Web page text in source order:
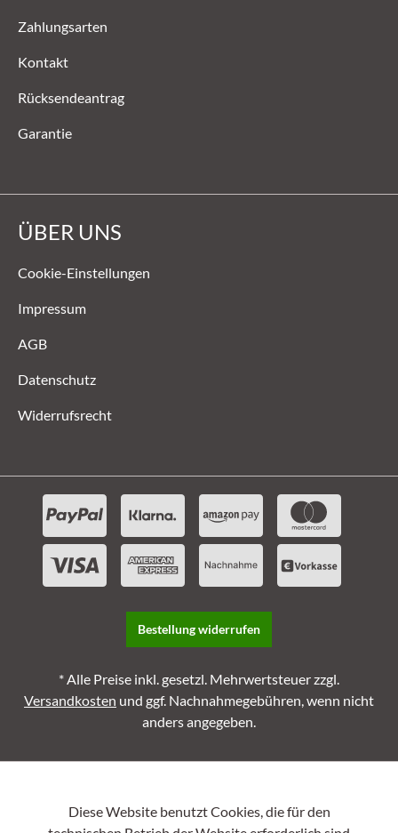
Zahlungsarten
Kontakt
Rücksendeantrag
Garantie
ÜBER UNS
Cookie-Einstellungen
Impressum
AGB
Datenschutz
Widerrufsrecht
Bestellung widerrufen
* Alle Preise inkl. gesetzl. Mehrwertsteuer zzgl.
Versandkosten und ggf. Nachnahmegebühren, wenn nicht
anders angegeben.
Diese Website benutzt Cookies, die für den